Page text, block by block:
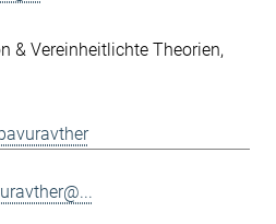
& Vereinheitlichte Theorien